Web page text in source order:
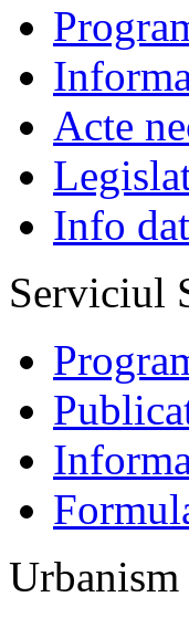
Acte
Info
Serviciul
Urbanism